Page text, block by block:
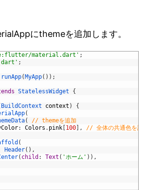
にthemeを追加します。
material.dart' ;
;
runApp(MyApp( ) ) ;
StatelessWidget
{
BuildContext context )
{
(
(
// themeを追加
: Colors . pink [100] ,
// 全体の共通色を設
(
Header( ) ,
( child : Text ( 'ホーム' ) ) ,